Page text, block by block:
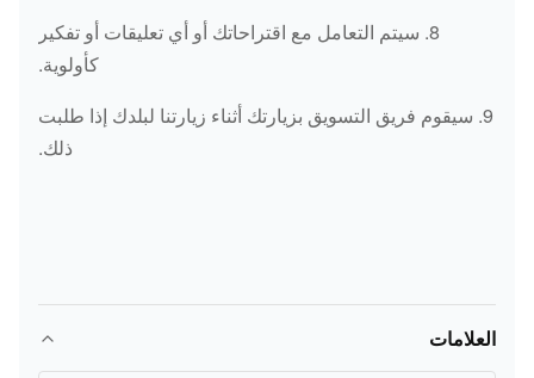
8. سيتم التعامل مع اقتراحاتك أو أي تعليقات أو تفكير
كأولوية.
9. سيقوم فريق التسويق بزيارتك أثناء زيارتنا لبلدك إذا طلبت
ذلك.
العلامات